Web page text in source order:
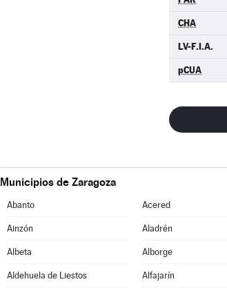
CHA
LV-F.I.A.
pCUA
Municipios de Zaragoza
Abanto Acered
Ainzón Aladrén
Albeta Alborge
Aldehuela de Liestos Alfajarín